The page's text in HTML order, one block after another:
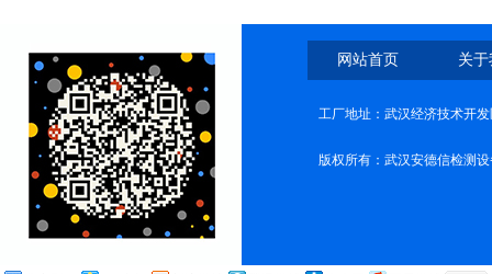
网站首页 关
工厂地址：武汉经济技术开
版权所有：武汉安德信检测